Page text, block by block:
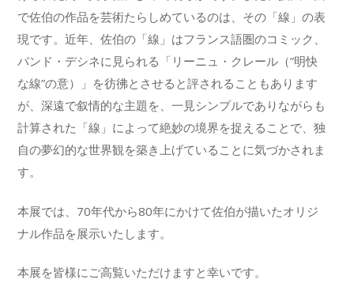
で佐伯の作品を芸術たらしめているのは、その「線」の表
現です。近年、佐伯の「線」はフランス語圏のコミック、
バンド・デシネに見られる「リーニュ・クレール（”明快
な線”の意）」を彷彿とさせると評されることもあります
が、深遠で叙情的な主題を、一見シンプルでありながらも
計算された「線」によって絶妙の境界を捉えることで、独
自の夢幻的な世界観を築き上げていることに気づかされま
す。
本展では、70年代から80年にかけて佐伯が描いたオリジ
ナル作品を展示いたします。
本展を皆様にご高覧いただけますと幸いです。